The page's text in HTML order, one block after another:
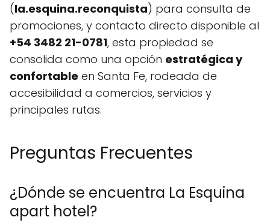
(la.esquina.reconquista) para consulta de
promociones, y contacto directo disponible al
+54 3482 21-0781, esta propiedad se
consolida como una opción estratégica y
confortable en Santa Fe, rodeada de
accesibilidad a comercios, servicios y
principales rutas.
Preguntas Frecuentes
¿Dónde se encuentra La Esquina
apart hotel?